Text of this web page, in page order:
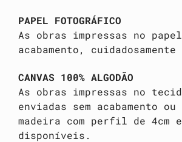
PAPEL FOTOGRÁFICO
As obras impressas no
acabamento,
CANVAS 100% ALGODÃO
As obras impressas no
enviadas sem acabamento
madeira com perfil de 4cm
disponíveis.